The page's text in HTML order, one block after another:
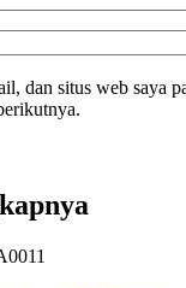
dan situs web saya